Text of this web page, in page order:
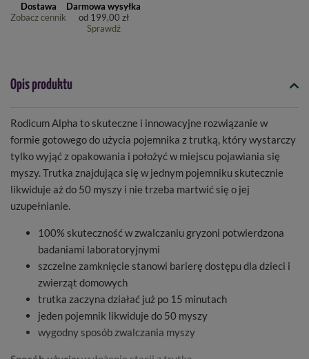
Dostawa
Zobacz cennik
Darmowa wysyłka
od 199,00 zł
Sprawdź
Opis produktu
Rodicum Alpha to skuteczne i innowacyjne rozwiązanie w
formie gotowego do użycia pojemnika z trutką, który wystarczy
tylko wyjąć z opakowania i położyć w miejscu pojawiania się
myszy. Trutka znajdująca się w jednym pojemniku skutecznie
likwiduje aż do 50 myszy i nie trzeba martwić się o jej
uzupełnianie.
100% skuteczność w zwalczaniu gryzoni potwierdzona
badaniami laboratoryjnymi
szczelne zamknięcie stanowi barierę dostępu dla dzieci i
zwierząt domowych
trutka zaczyna działać już po 15 minutach
jeden pojemnik likwiduje do 50 myszy
wygodny sposób zwalczania myszy